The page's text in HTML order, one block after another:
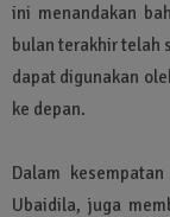
ini menandakan
bulan terakhir telah
dapat digunakan
ke depan.
Dalam
Ubaidila, juga